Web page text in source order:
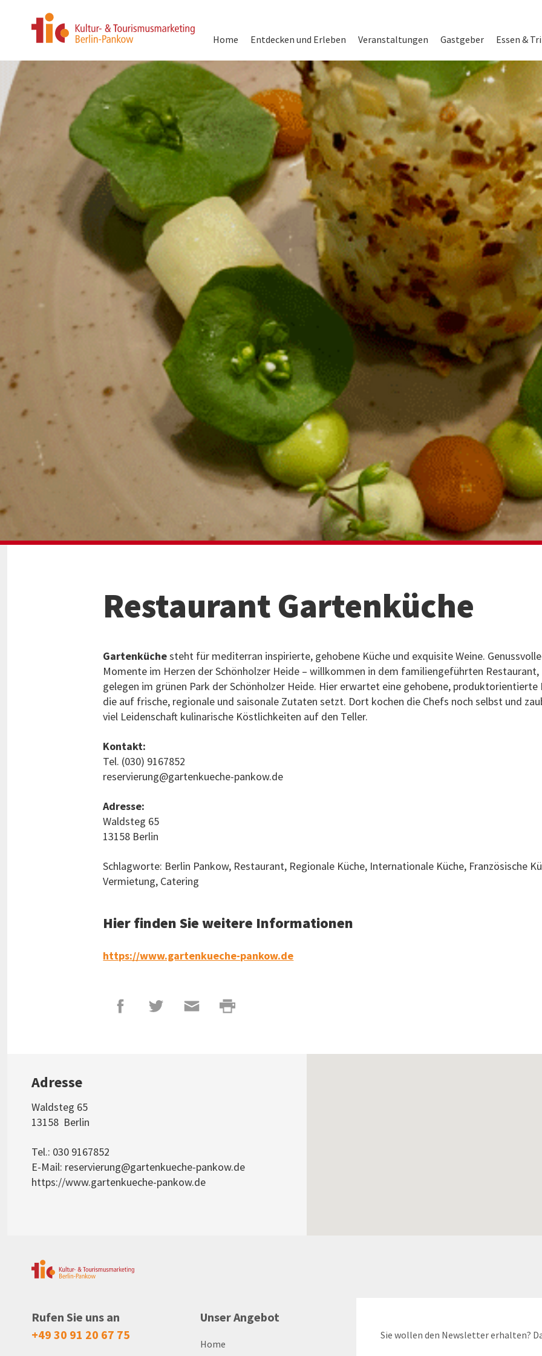
Direkt
zum
Inhalt
Home
Entdecken und Erleben Veranstaltungen Gastgeber Essen &
Restaurant Gartenküche
Gartenküchesteht für mediterran inspirierte, gehobene Küche und exquisite Weine. Genussvolle
Momente im Herzen der Schönholzer Heide – willkommen in dem familiengeführten Restaurant,
gelegen im grünen Park der Schönholzer Heide. Hier erwartet eine gehobene, produktorientierte
die auf frische, regionale und saisonale Zutaten setzt. Dort kochen die Chefs noch selbst und
viel Leidenschaft kulinarische Köstlichkeiten auf den Teller.
Kontakt:
Tel. (030) 9167852
reservierung@gartenkueche-pankow.de
Adresse:
Waldsteg 65
13158 Berlin
Schlagworte: Berlin Pankow, Restaurant, Regionale Küche, Internationale Küche, Französische
Vermietung, Catering
Hier finden Sie weitere Informationen
https://www.gartenkueche-pankow.de
Adresse
Waldsteg 65
13158 Berlin
Tel.: 030 9167852
E-Mail: reservierung@gartenkueche-pankow.de
https://www.gartenkueche-pankow.de
Rufen Sie uns an
+49 30 91 20 67 75
Unser Angebot
Home
Sie wollen den Newsletter erhalten?